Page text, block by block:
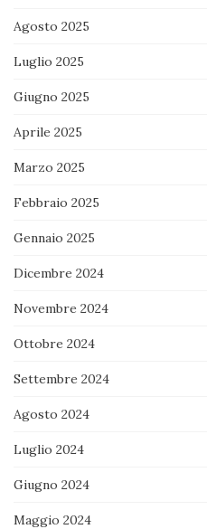
Agosto 2025
Luglio 2025
Giugno 2025
Aprile 2025
Marzo 2025
Febbraio 2025
Gennaio 2025
Dicembre 2024
Novembre 2024
Ottobre 2024
Settembre 2024
Agosto 2024
Luglio 2024
Giugno 2024
Maggio 2024